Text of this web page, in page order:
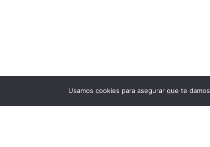
Usamos cookies para asegurar que te